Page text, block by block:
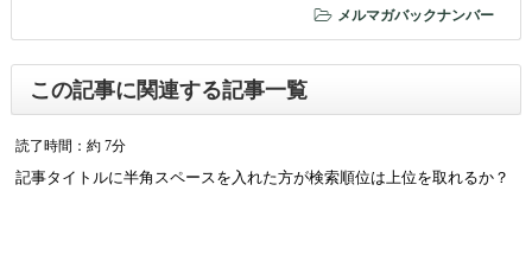
メルマガバックナンバー
この記事に関連する記事一覧
読了時間：約 7分
記事タイトルに半角スペースを入れた方が検索順位は上位を取れるか？